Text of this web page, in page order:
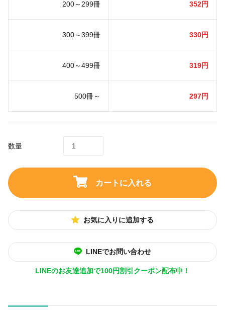
200～299冊 352円
300～399冊 330円
400～499冊 319円
500冊～ 297円
数量
カートに入れる
お気に入りに追加する
LINEでお問い合わせ
LINEのお友達追加で100円割引クーポン配布中！